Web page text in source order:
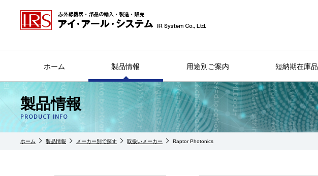
ホーム 製品情報 用途別ご案内 短納期在庫品
製品情報
PRODUCT INFO
ホーム 製品情報 メーカー別で探す 取扱いメーカー Raptor Photonics